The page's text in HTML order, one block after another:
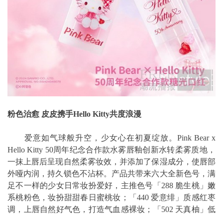
粉色治愈 皮皮携手Hello Kitty共度浪漫
爱意如气球般升空，少女心在初夏绽放。Pink Bear x
Hello Kitty 50周年纪念合作款水雾唇釉创新水转柔雾质地，
一抹上唇后呈现自然柔雾妆效，并添加了保湿成分，使唇部
外哑内润，持久锁色不沾杯。产品共带来六大全新色号，满
足不一样的少女日常妆扮爱好，主推色号「288 脆生桃」嫩
系桃粉色，妆扮甜甜春日蜜桃妆；「440 爱意绯」质感红枣
调，上唇自然好气色，打造气血感裸妆；「502 天真柚」低